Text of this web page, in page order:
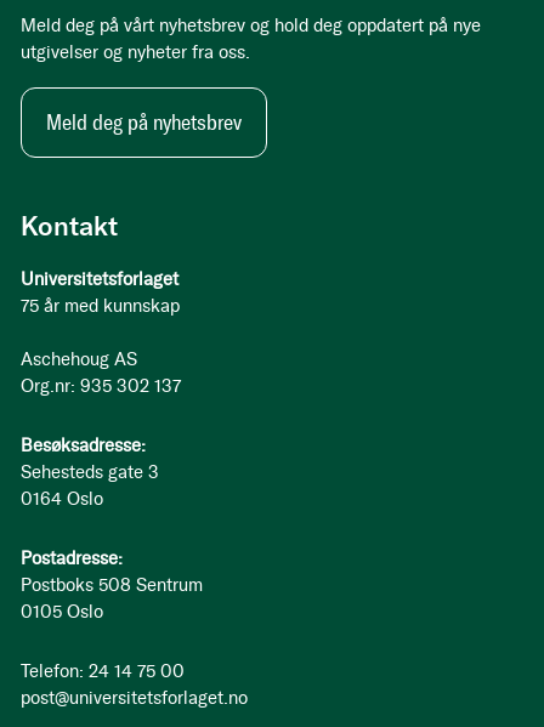
Kontakt
Universitetsforlaget
75 år med kunnskap
Aschehoug AS
Org.nr: 935 302 137
Besøksadresse:
Sehesteds gate 3
0164 Oslo
Postadresse:
Postboks 508 Sentrum
0105 Oslo
Telefon: 24 14 75 00
post@universitetsforlaget.no
Meld deg på vårt nyhetsbrev og hold deg oppdatert på nye
utgivelser og nyheter fra oss.
Meld deg på nyhetsbrev